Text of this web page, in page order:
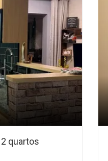
quartos